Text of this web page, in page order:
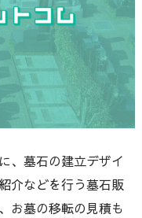
、墓石の建立デザイ
介などを行う墓石販
お墓の移転の見積も